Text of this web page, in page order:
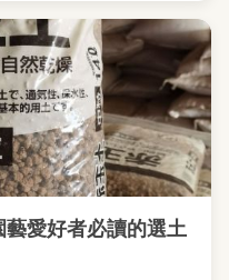
愛好者必讀的選土